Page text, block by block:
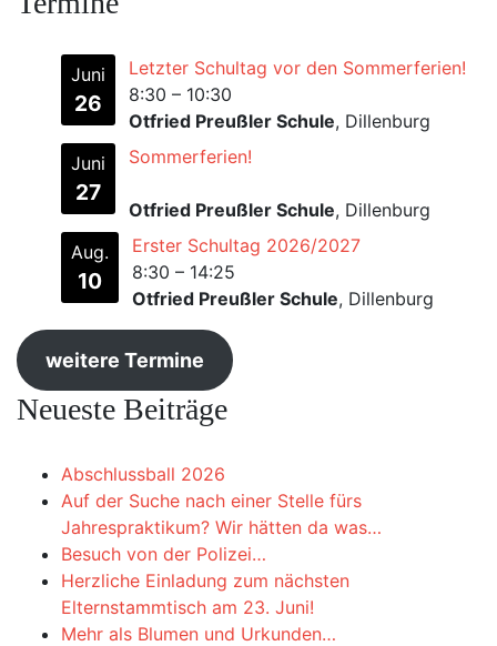
Juni
26
Letzter Schultag vor den Sommerferien!
8:30 – 10:30
Otfried Preußler Schule, Dillenburg
Juni
27
Sommerferien!
Otfried Preußler Schule, Dillenburg
Aug.
10
Erster Schultag 2026/2027
8:30 – 14:25
Otfried Preußler Schule, Dillenburg
weitere Termine
Neueste Beiträge
Abschlussball 2026
Auf der Suche nach einer Stelle fürs
Jahrespraktikum? Wir hätten da was…
Besuch von der Polizei…
Herzliche Einladung zum nächsten
Elternstammtisch am 23. Juni!
Mehr als Blumen und Urkunden…